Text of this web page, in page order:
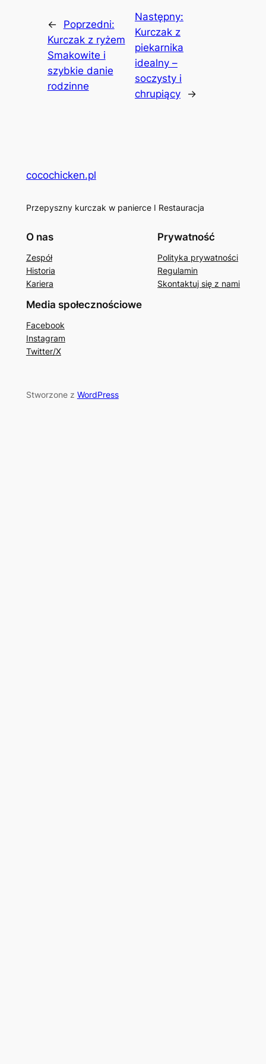
←
Poprzedni:
Kurczak z ryżem
Smakowite i
szybkie danie
rodzinne
Następny:
Kurczak z
piekarnika
idealny –
soczysty i
chrupiący
→
cocochicken.pl
Przepyszny kurczak w panierce I Restauracja
O nas
Zespół
Historia
Kariera
Prywatność
Polityka prywatności
Regulamin
Skontaktuj się z nami
Media społecznościowe
Facebook
Instagram
Twitter/X
Stworzone z WordPress